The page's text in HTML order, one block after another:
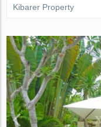
Kibarer Property